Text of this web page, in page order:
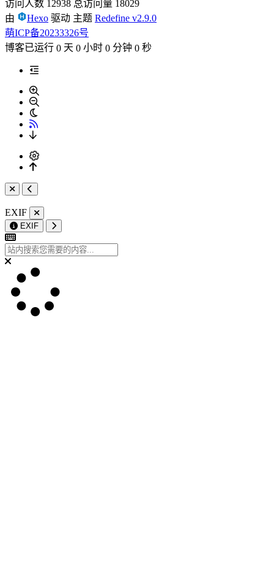
访问人数 12938 总访问量 18029
由
Hexo 驱动 主题 Redefine v2.9.0
萌ICP备20233326号
博客已运行 0 天 0 小时 0 分钟 0 秒
EXIF
EXIF